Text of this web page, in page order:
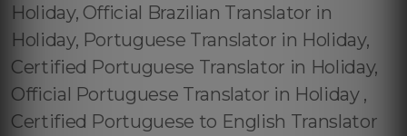
Holiday, Official Brazilian Translator in
Holiday, Portuguese Translator in Holiday,
Certified Portuguese Translator in Holiday,
Official Portuguese Translator in Holiday ,
Certified Portuguese to English Translator